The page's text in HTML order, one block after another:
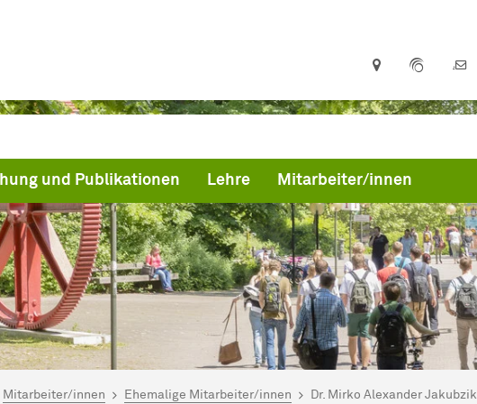
und Publikationen Lehre Mitarbeiter/innen
hier:
Mitarbeiter/innen Ehemalige Mitarbeiter/innen Dr. Mirko Alexander Jakubzik